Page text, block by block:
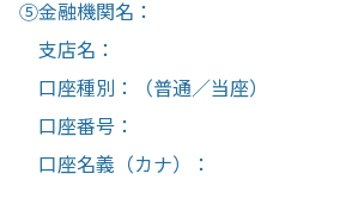
⑤金融機関名：
支店名：
口座種別：（普通／当座）
口座番号：
口座名義（カナ）：